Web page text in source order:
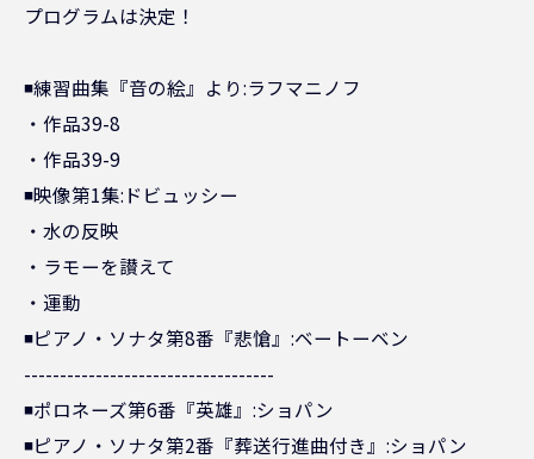
プログラムは決定！
◾️練習曲集『音の絵』より:ラフマニノフ
・作品39-8
・作品39-9
◾️映像第1集:ドビュッシー
・水の反映
・ラモーを讃えて
・運動
◾️ピアノ・ソナタ第8番『悲愴』:ベートーベン
-----------------------------------
◾️ポロネーズ第6番『英雄』:ショパン
◾️ピアノ・ソナタ第2番『葬送行進曲付き』:ショパン